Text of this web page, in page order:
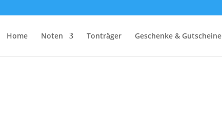
Home Noten Tonträger Geschenke & Gutscheine